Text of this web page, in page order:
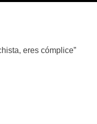
eres cómplice”